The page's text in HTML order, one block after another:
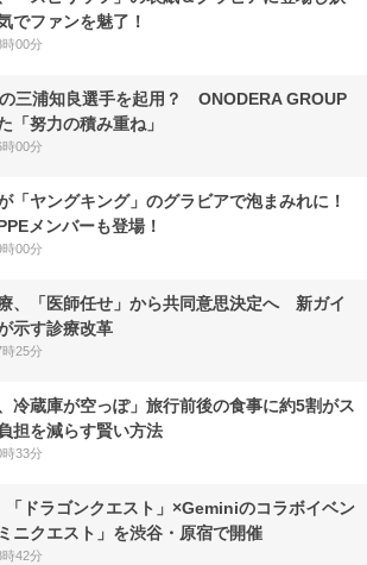
でファンを魅了！
00分
三浦知良選手を起用？ ONODERA GROUP
「努力の積み重ね」
00分
「ヤングキング」のグラビアで泡まみれに！
メンバーも登場！
00分
、「医師任せ」から共同意思決定へ 新ガイ
示す診療改革
25分
、冷蔵庫が空っぽ」旅行前後の食事に約5割がス
担を減らす賢い方法
33分
ドラゴンクエスト」×Geminiのコラボイベン
ニクエスト」を渋谷・原宿で開催
42分